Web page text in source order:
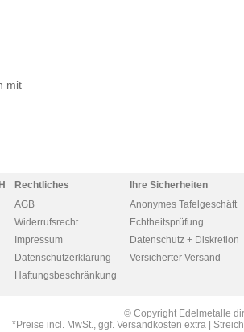
mit
Rechtliches
AGB
Widerrufsrecht
Impressum
Datenschutzerklärung
Haftungsbeschränkung
Ihre Sicherheiten
Anonymes Tafelgeschäft
Echtheitsprüfung
Datenschutz + Diskretion
Versicherter Versand
© Copyright Edelmetalle
*Preise incl. MwSt., ggf. Versandkosten extra |